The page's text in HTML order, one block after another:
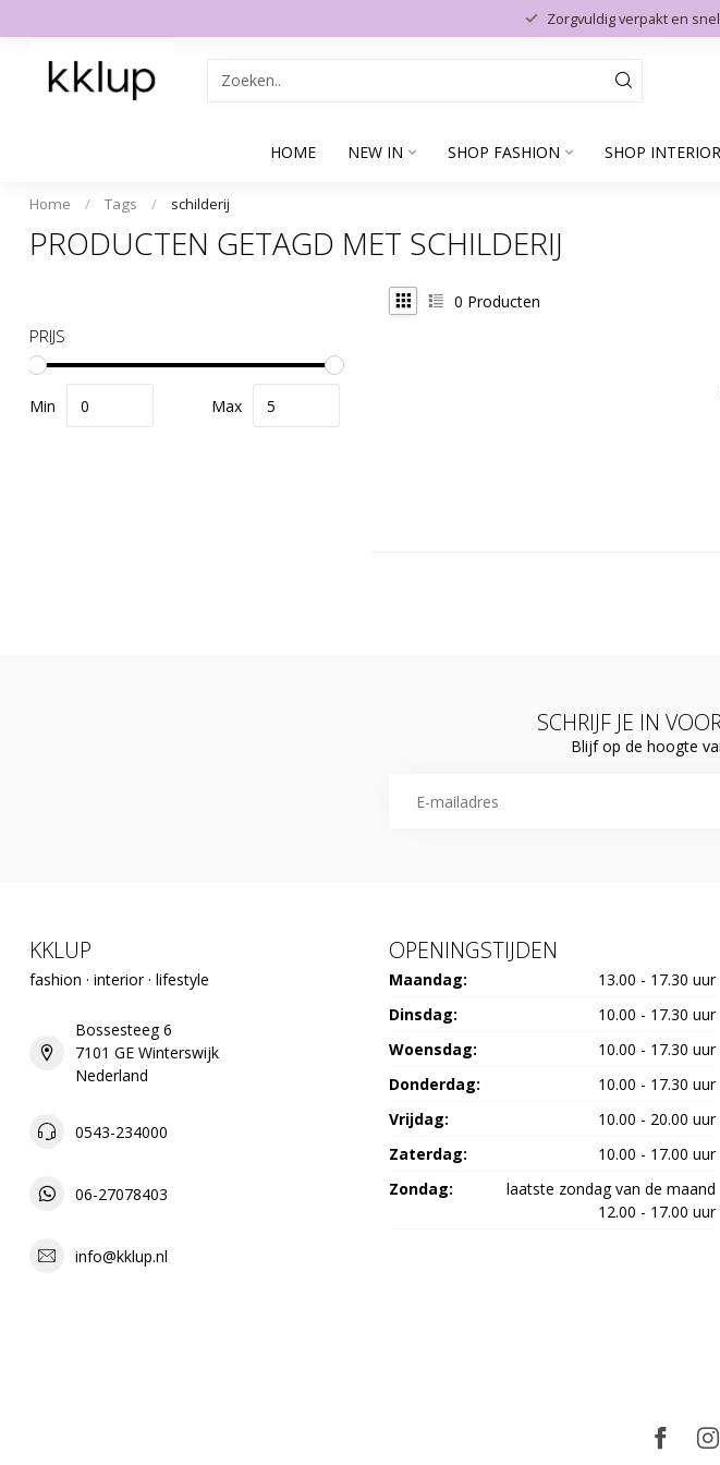
Zorgvuldig verpakt en
HOME NEW IN SHOP FASHION SHOP INTERIOR
Home / Tags / schilderij
PRODUCTEN GETAGD MET SCHILDERIJ
PRIJS
Min Max
0 Producten
SCHRIJF JE IN
Blijf op de hoogte
KKLUP
fashion · interior · lifestyle
Bossesteeg 6
7101 GE Winterswijk
Nederland
0543-234000
06-27078403
info@kklup.nl
OPENINGSTIJDEN
Maandag:
13.00 - 17.30 uur
Dinsdag:
10.00 - 17.30 uur
Woensdag:
10.00 - 17.30 uur
Donderdag:
10.00 - 17.30 uur
Vrijdag:
10.00 - 20.00 uur
Zaterdag:
10.00 - 17.00 uur
Zondag:
laatste zondag van de maand
12.00 - 17.00 uur